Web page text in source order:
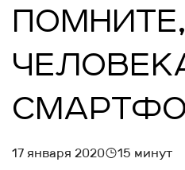
17 января 2020 15 минут